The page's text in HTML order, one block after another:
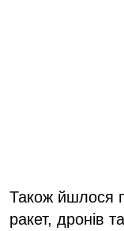
Також йшлося
ракет, дронів